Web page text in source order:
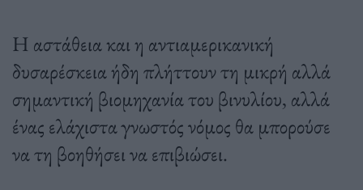
Η αστάθεια και η αντιαμερικανική
δυσαρέσκεια ήδη πλήττουν τη μικρή αλλά
σημαντική βιομηχανία του βινυλίου, αλλά
ένας ελάχιστα γνωστός νόμος θα μπορούσε
να τη βοηθήσει να επιβιώσει.